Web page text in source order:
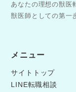
あなたの理想の獣医
獣医師としての第一
メニュー
サイトトップ
LINE転職相談